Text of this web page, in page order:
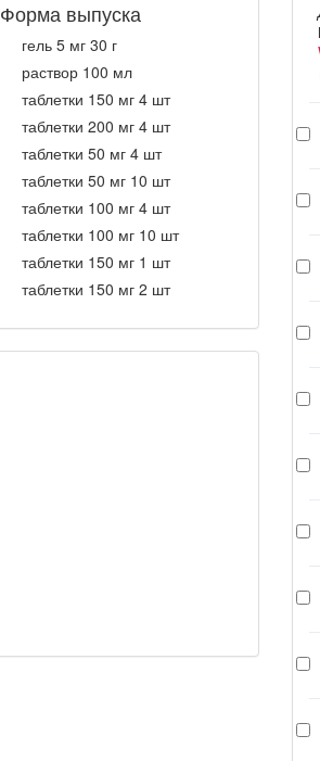
Форма выпуска
гель 5 мг 30 г
раствор 100 мл
таблетки 150 мг 4 шт
таблетки 200 мг 4 шт
таблетки 50 мг 4 шт
таблетки 50 мг 10 шт
таблетки 100 мг 4 шт
таблетки 100 мг 10 шт
таблетки 150 мг 1 шт
таблетки 150 мг 2 шт